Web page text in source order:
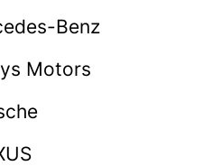
Benz
Motors